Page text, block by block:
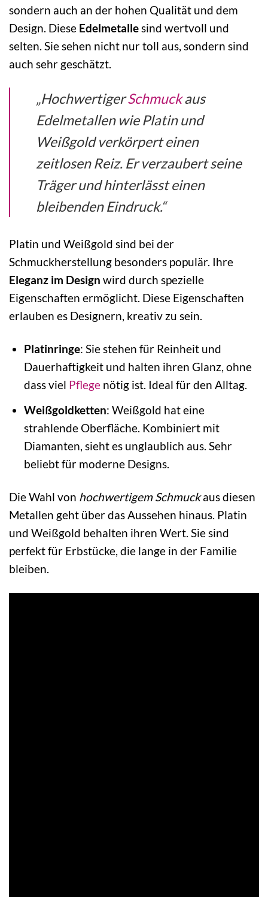
sondern auch an der hohen Qualität und dem
Design. Diese Edelmetalle sind wertvoll und
selten. Sie sehen nicht nur toll aus, sondern sind
auch sehr geschätzt.
„HochwertigerSchmuckaus
Edelmetallen wie Platin und
Weißgold verkörpert einen
zeitlosen Reiz. Er verzaubert seine
Träger und hinterlässt einen
bleibenden Eindruck.“
Platin und Weißgold sind bei der
Schmuckherstellung besonders populär. Ihre
Eleganz im Design wird durch spezielle
Eigenschaften ermöglicht. Diese Eigenschaften
erlauben es Designern, kreativ zu sein.
Platinringe: Sie stehen für Reinheit und
Dauerhaftigkeit und halten ihren Glanz, ohne
dass viel Pflegenötig ist. Ideal für den Alltag.
Weißgoldketten: Weißgold hat eine
strahlende Oberfläche. Kombiniert mit
Diamanten, sieht es unglaublich aus. Sehr
beliebt für moderne Designs.
Die Wahl von hochwertigem Schmuckaus diesen
Metallen geht über das Aussehen hinaus. Platin
und Weißgold behalten ihren Wert. Sie sind
perfekt für Erbstücke, die lange in der Familie
bleiben.